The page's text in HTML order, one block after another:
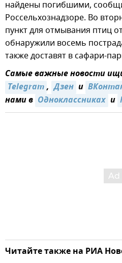
найдены погибшими,
Россельхознадзоре. Во
пункт для отмывания птиц
обнаружили восемь
также доставят в сафари-
Самые важные новости
Telegram, Дзен и
нами в Одноклассниках и
Читайте также на РИА